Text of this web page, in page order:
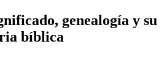
genealogía y su
bíblica